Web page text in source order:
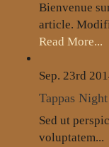
Bienvenue
article.
Read More...
Sep. 23rd
Tappas Night
Sed ut
voluptatem...